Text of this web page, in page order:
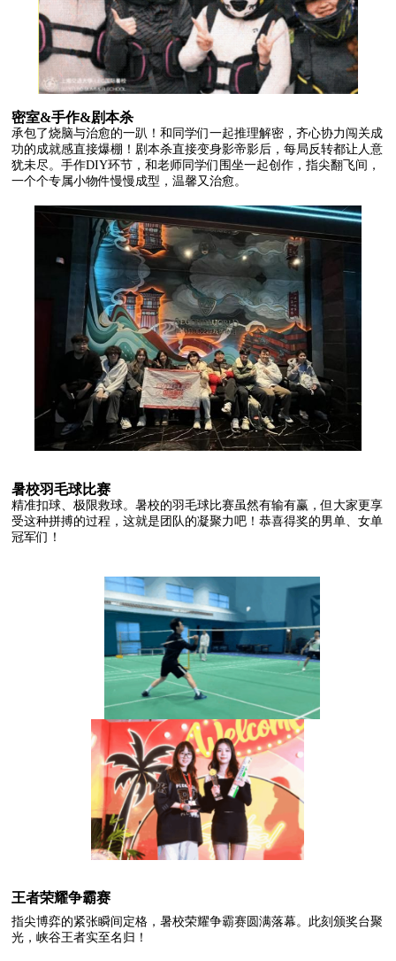
密室&手作&剧本杀
承包了烧脑与治愈的一趴！和同学们一起推理解密，齐心协力闯关成
功的成就感直接爆棚！剧本杀直接变身影帝影后，每局反转都让人意
犹未尽。手作DIY环节，和老师同学们围坐一起创作，指尖翻飞间，
一个个专属小物件慢慢成型，温馨又治愈。
暑校羽毛球比赛
精准扣球、极限救球。暑校的羽毛球比赛虽然有输有赢，但大家更享
受这种拼搏的过程，这就是团队的凝聚力吧！恭喜得奖的男单、女单
冠军们！
王者荣耀争霸赛
指尖博弈的紧张瞬间定格，暑校荣耀争霸赛圆满落幕。此刻颁奖台聚
光，峡谷王者实至名归！